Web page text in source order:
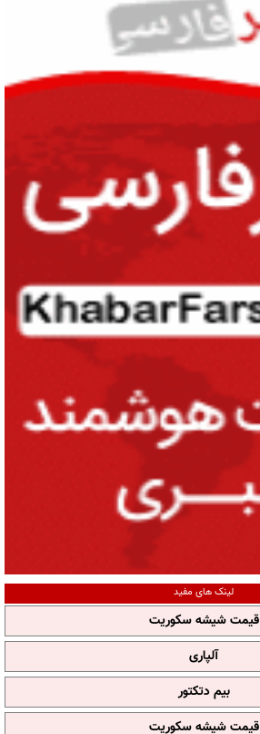
لینک های مفید
قیمت شیشه سکوریت
آلپاری
بیم دتکتور
قیمت شیشه سکوریت